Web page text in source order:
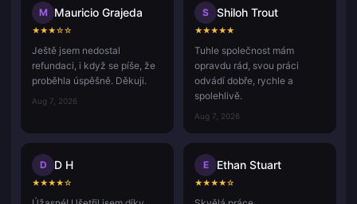
M Mauricio Grajeda
★★★☆☆
Ještě jsem nedostal
refundaci, i když se píše, že
proběhla úspěšně. Děkuji.
Aug 7, 2026
S Shiloh Trout
★★★★★
Tuhle společnost mám
opravdu rád, svou práci
odvádí dobře, rychle a
spolehlivě.
Aug 7, 2026
D D H
★★★★☆
E Ethan Stuart
★★★★☆